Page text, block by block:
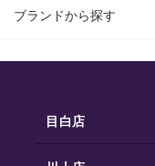
ブランドから探す
目白店